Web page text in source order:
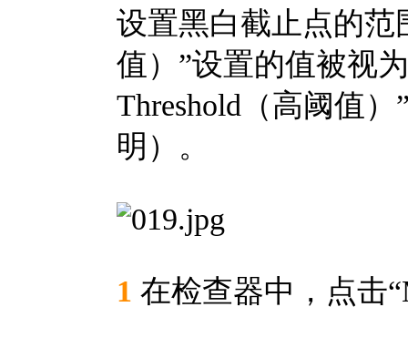
设置黑白截止点的范
值）”设置的值被视
Threshold（高阈值
明）。
1 在检查器中，点击